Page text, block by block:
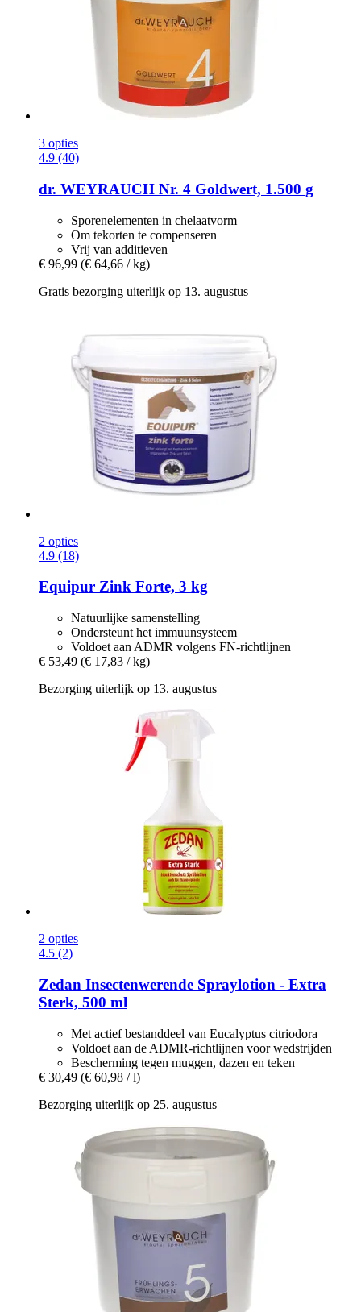
3 opties
4.9 (40)
dr. WEYRAUCH Nr. 4 Goldwert, 1.500 g
Sporenelementen in chelaatvorm
Om tekorten te compenseren
Vrij van additieven
€ 96,99 (€ 64,66 / kg)
Gratis bezorging uiterlijk op 13. augustus
2 opties
4.9 (18)
Equipur Zink Forte, 3 kg
Natuurlijke samenstelling
Ondersteunt het immuunsysteem
Voldoet aan ADMR volgens FN-richtlijnen
€ 53,49 (€ 17,83 / kg)
Bezorging uiterlijk op 13. augustus
2 opties
4.5 (2)
Zedan Insectenwerende Spraylotion -​ Extra
Sterk, 500 ml
Met actief bestanddeel van Eucalyptus citriodora
Voldoet aan de ADMR-richtlijnen voor wedstrijden
Bescherming tegen muggen, dazen en teken
€ 30,49 (€ 60,98 / l)
Bezorging uiterlijk op 25. augustus